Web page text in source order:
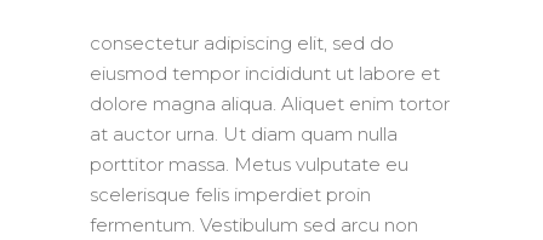
consectetur adipiscing elit, sed do
eiusmod tempor incididunt ut labore et
dolore magna aliqua. Aliquet enim tortor
at auctor urna. Ut diam quam nulla
porttitor massa. Metus vulputate eu
scelerisque felis imperdiet proin
fermentum. Vestibulum sed arcu non